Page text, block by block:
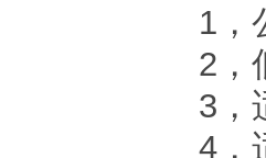
1，公
2，低
3，适
4，适